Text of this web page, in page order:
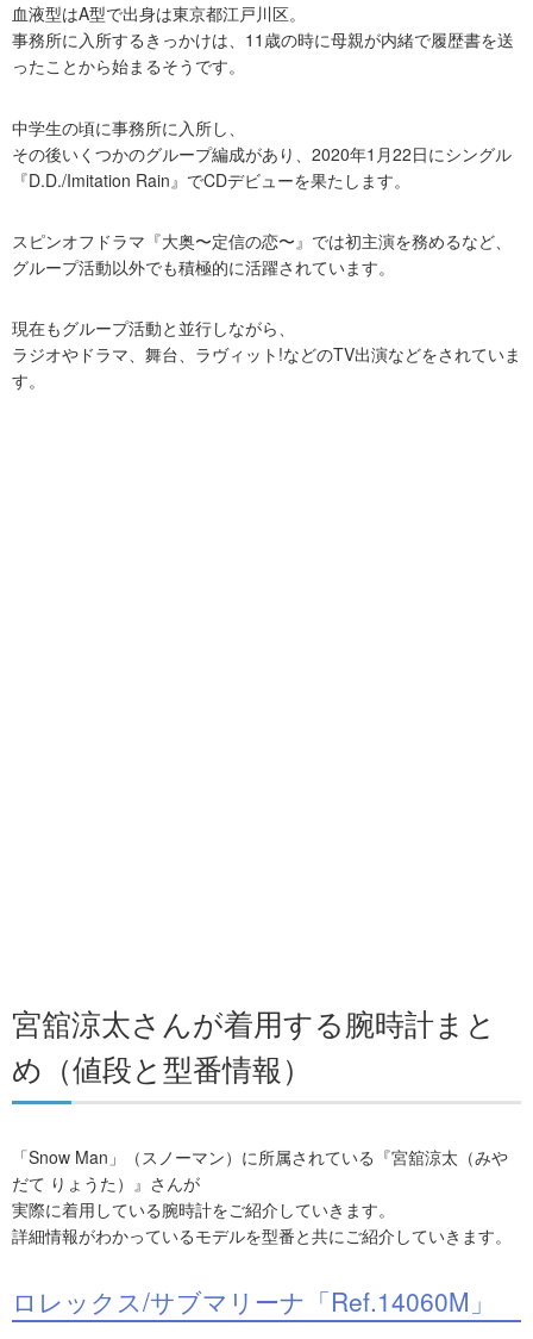
血液型はA型で出身は東京都江戸川区。
事務所に入所するきっかけは、11歳の時に母親が内緒で履歴書を送
ったことから始まるそうです。
中学生の頃に事務所に入所し、
その後いくつかのグループ編成があり、2020年1月22日にシングル
『D.D./Imitation Rain』でCDデビューを果たします。
スピンオフドラマ『大奥〜定信の恋〜』では初主演を務めるなど、
グループ活動以外でも積極的に活躍されています。
現在もグループ活動と並行しながら、
ラジオやドラマ、舞台、ラヴィット!などのTV出演などをされていま
す。
宮舘涼太さんが着用する腕時計まと
め（値段と型番情報）
「Snow Man」（スノーマン）に所属されている『宮舘涼太（みや
だて りょうた）』さんが
実際に着用している腕時計をご紹介していきます。
詳細情報がわかっているモデルを型番と共にご紹介していきます。
ロレックス/サブマリーナ「Ref.14060M」